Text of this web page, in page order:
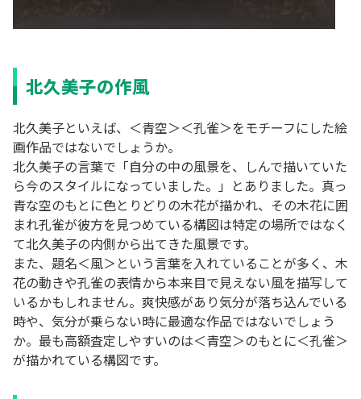
北久美子の作風
北久美子といえば、＜青空＞＜孔雀＞をモチーフにした絵
画作品ではないでしょうか。
北久美子の言葉で「自分の中の風景を、しんで描いていた
ら今のスタイルになっていました。」とありました。真っ
青な空のもとに色とりどりの木花が描かれ、その木花に囲
まれ孔雀が彼方を見つめている構図は特定の場所ではなく
て北久美子の内側から出てきた風景です。
また、題名＜風＞という言葉を入れていることが多く、木
花の動きや孔雀の表情から本来目で見えない風を描写して
いるかもしれません。爽快感があり気分が落ち込んでいる
時や、気分が乗らない時に最適な作品ではないでしょう
か。最も高額査定しやすいのは＜青空＞のもとに＜孔雀＞
が描かれている構図です。